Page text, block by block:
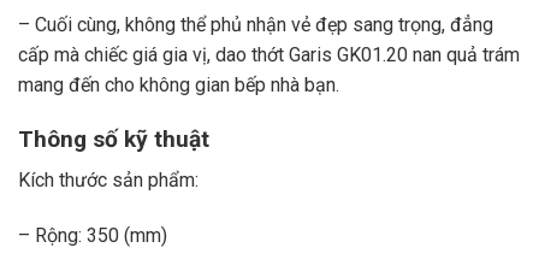
– Cuối cùng, không thể phủ nhận vẻ đẹp sang trọng, đẳng
cấp mà chiếc giá gia vị, dao thớt Garis GK01.20 nan quả trám
mang đến cho không gian bếp nhà bạn.
Thông số kỹ thuật
Kích thước sản phẩm:
– Rộng: 350 (mm)